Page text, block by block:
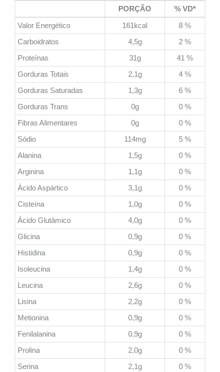
PORÇÃO
% VD*
Valor Energético
161kcal
8 %
Carboidratos
4,5g
2 %
Proteínas
31g
41 %
Gorduras Totais
2,1g
4 %
Gorduras Saturadas
1,3g
6 %
Gorduras Trans
0g
0 %
Fibras Alimentares
0g
0 %
Sódio
114mg
5 %
Alanina
1,5g
0 %
Arginina
1,1g
0 %
Ácido Aspártico
3,1g
0 %
Cisteína
1,0g
0 %
Ácido Glutâmico
4,0g
0 %
Glicina
0,9g
0 %
Histidina
0,9g
0 %
Isoleucina
1,4g
0 %
Leucina
2,6g
0 %
Lisina
2,2g
0 %
Metionina
0,9g
0 %
Fenilalanina
0,9g
0 %
Prolina
2,0g
0 %
Serina
2,1g
0 %